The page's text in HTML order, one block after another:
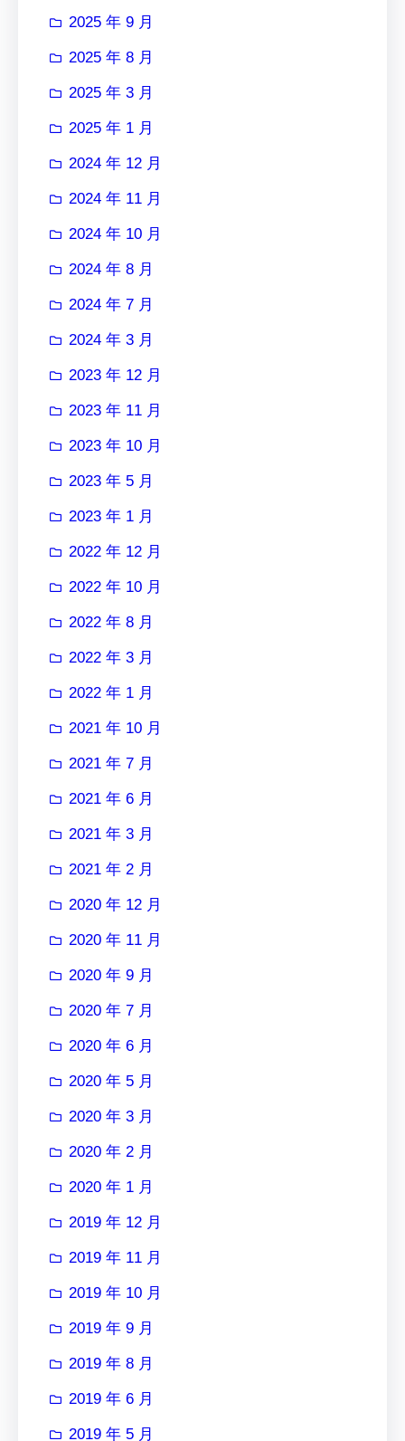
2025 年 9 月
2025 年 8 月
2025 年 3 月
2025 年 1 月
2024 年 12 月
2024 年 11 月
2024 年 10 月
2024 年 8 月
2024 年 7 月
2024 年 3 月
2023 年 12 月
2023 年 11 月
2023 年 10 月
2023 年 5 月
2023 年 1 月
2022 年 12 月
2022 年 10 月
2022 年 8 月
2022 年 3 月
2022 年 1 月
2021 年 10 月
2021 年 7 月
2021 年 6 月
2021 年 3 月
2021 年 2 月
2020 年 12 月
2020 年 11 月
2020 年 9 月
2020 年 7 月
2020 年 6 月
2020 年 5 月
2020 年 3 月
2020 年 2 月
2020 年 1 月
2019 年 12 月
2019 年 11 月
2019 年 10 月
2019 年 9 月
2019 年 8 月
2019 年 6 月
2019 年 5 月